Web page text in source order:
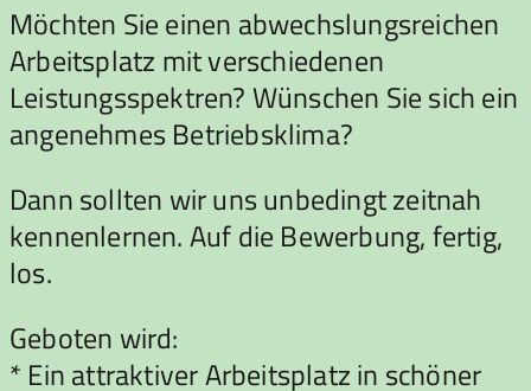
Möchten Sie einen abwechslungsreichen
Arbeitsplatz mit verschiedenen
Leistungsspektren? Wünschen Sie sich ein
angenehmes Betriebsklima?
Dann sollten wir uns unbedingt zeitnah
kennenlernen. Auf die Bewerbung, fertig,
los.
Geboten wird:
* Ein attraktiver Arbeitsplatz in schöner